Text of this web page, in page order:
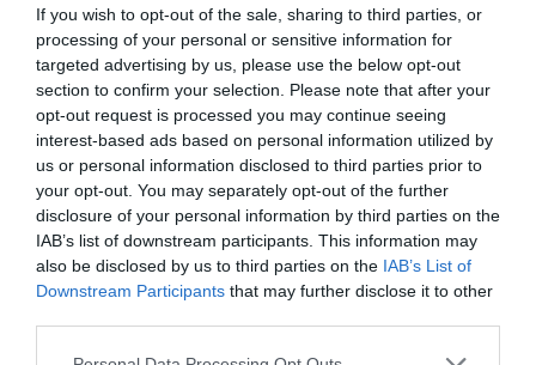
If you wish to opt-out of the sale, sharing to third parties, or
processing of your personal or sensitive information for
targeted advertising by us, please use the below opt-out
section to confirm your selection. Please note that after your
opt-out request is processed you may continue seeing
interest-based ads based on personal information utilized by
us or personal information disclosed to third parties prior to
your opt-out. You may separately opt-out of the further
disclosure of your personal information by third parties on the
IAB’s list of downstream participants. This information may
also be disclosed by us to third parties on the IAB’s List of
Downstream Participants that may further disclose it to other
Please note that this website/app uses one or more Google
«Πράσινη» η Lalia Storti
Ο Παναθηναϊκός Αθλητικός Όμιλος ανακοινώνει την
έναρξη της συνεργασίας του με τη Lalia Storti για το τμήμα
ποδοσφαίρου γυναικών.
06.08.2026 ΠΟΔΟΣΦΑΙΡΟ ΓΥΝΑΙΚΩΝ